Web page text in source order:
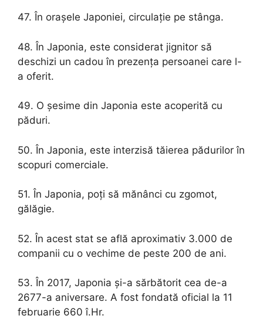
47. În orașele Japoniei, circulație pe stânga.
48. În Japonia, este considerat jignitor să
deschizi un cadou în prezența persoanei care l-
a oferit.
49. O șesime din Japonia este acoperită cu
păduri.
50. În Japonia, este interzisă tăierea pădurilor în
scopuri comerciale.
51. În Japonia, poți să mănânci cu zgomot,
gălăgie.
52. În acest stat se află aproximativ 3.000 de
companii cu o vechime de peste 200 de ani.
53. În 2017, Japonia și-a sărbătorit cea de-a
2677-a aniversare. A fost fondată oficial la 11
februarie 660 î.Hr.